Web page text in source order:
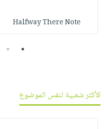
أطفال
مناسبات
أسئلة
يتكرر
وفرات
انشر
كتابك
التسوق
Halfway There Note
1
2
الأكثر شعبية لنفس الموضوع